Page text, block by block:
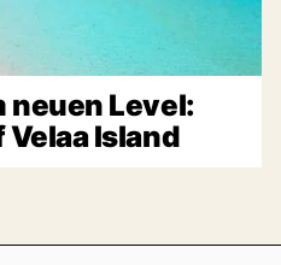
neuen Level:
Island